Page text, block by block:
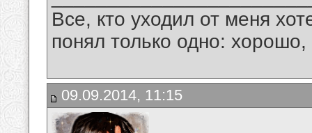
Все, кто уходил от меня
понял только одно:
09.09.2014, 11:15